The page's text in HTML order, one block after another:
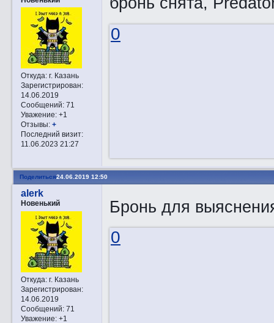
Откуда:г. Казань
Зарегистрирован:
14.06.2019
Сообщений:71
Уважение: +1
Отзывы: +
Последний визит:
11.06.2023 21:27
0
Поделиться24.06.2019 12:50
alerk
Новенький
Откуда:г. Казань
Зарегистрирован:
14.06.2019
Сообщений:71
Уважение: +1
Бронь для
0